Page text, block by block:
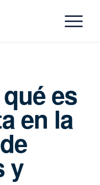
es
en la
y